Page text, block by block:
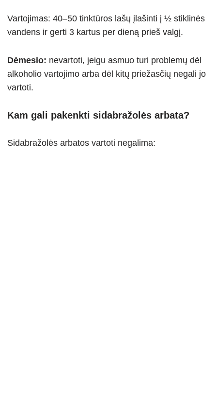
Vartojimas: 40–50 tinktūros lašų įlašinti į ½ stiklinės
vandens ir gerti 3 kartus per dieną prieš valgį.
Dėmesio: nevartoti, jeigu asmuo turi problemų dėl
alkoholio vartojimo arba dėl kitų priežasčių negali jo
vartoti.
Kam gali pakenkti sidabražolės arbata?
Sidabražolės arbatos vartoti negalima: